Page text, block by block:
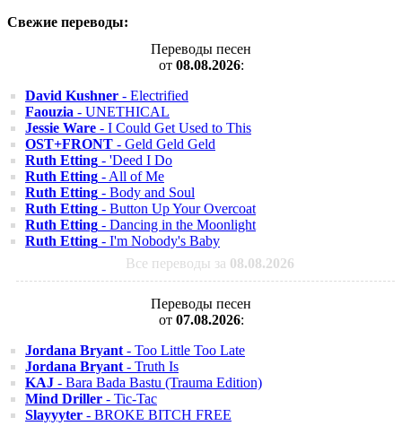
Свежие переводы:
Переводы песен
от 08.08.2026:
David Kushner - Electrified
Faouzia - UNETHICAL
Jessie Ware - I Could Get Used to This
OST+FRONT - Geld Geld Geld
Ruth Etting - 'Deed I Do
Ruth Etting - All of Me
Ruth Etting - Body and Soul
Ruth Etting - Button Up Your Overcoat
Ruth Etting - Dancing in the Moonlight
Ruth Etting - I'm Nobody's Baby
Все переводы за 08.08.2026
Переводы песен
от 07.08.2026:
Jordana Bryant - Too Little Too Late
Jordana Bryant - Truth Is
KAJ - Bara Bada Bastu (Trauma Edition)
Mind Driller - Tic-Tac
Slayyyter - BROKE BITCH FREE